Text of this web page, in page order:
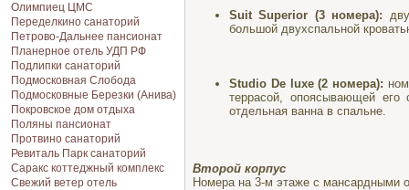
Олимпиец ЦМС
Переделкино санаторий
Петрово-Дальнее пансионат
Планерное отель УДП РФ
Подлипки санаторий
Подмосковная Cлобода
Подмосковные Березки (Анива)
Покровское дом отдыха
Поляны пансионат
Протвино санаторий
Ревиталь Парк санаторий
Саракс коттеджный комплекс
Свежий ветер отель
Suit Superior (3 номера):
большой двухспальной
Studio De luxe (2 номера):
террасой, опоясывающей
отдельная ванна в спальне.
Второй корпус
Номера на 3-м этаже с мансардными